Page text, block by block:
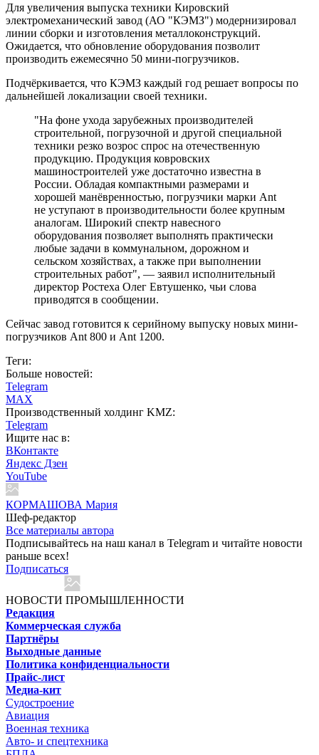
Для увеличения выпуска техники Кировский
электромеханический завод (АО "КЭМЗ") модернизировал
линии сборки и изготовления металлоконструкций.
Ожидается, что обновление оборудования позволит
производить ежемесячно 50 мини-погрузчиков.
Подчёркивается, что КЭМЗ каждый год решает вопросы по
дальнейшей локализации своей техники.
"На фоне ухода зарубежных производителей
строительной, погрузочной и другой специальной
техники резко возрос спрос на отечественную
продукцию. Продукция ковровских
машиностроителей уже достаточно известна в
России. Обладая компактными размерами и
хорошей манёвренностью, погрузчики марки Ant
не уступают в производительности более крупным
аналогам. Широкий спектр навесного
оборудования позволяет выполнять практически
любые задачи в коммунальном, дорожном и
сельском хозяйствах, а также при выполнении
строительных работ", — заявил исполнительный
директор Ростеха Олег Евтушенко, чьи слова
приводятся в сообщении.
Сейчас завод готовится к серийному выпуску новых мини-
погрузчиков Ant 800 и Ant 1200.
Теги:
Больше новостей:
Telegram
MAX
Производственный холдинг KMZ:
Telegram
Ищите нас в:
ВКонтакте
Яндекс Дзен
YouTube
КОРМАШОВА Мария
Шеф-редактор
Все материалы автора
Подписывайтесь на наш канал в Telegram и читайте новости
раньше всех!
Подписаться
НОВОСТИ ПРОМЫШЛЕННОСТИ
Редакция
Коммерческая служба
Партнёры
Выходные данные
Политика конфиденциальности
Прайс-лист
Медиа-кит
Судостроение
Авиация
Военная техника
Авто- и спецтехника